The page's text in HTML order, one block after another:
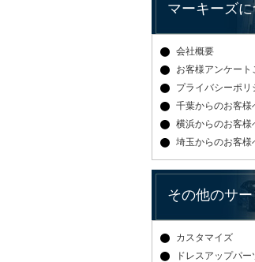
マーキーズ
会社概要
お客様アンケート
プライバシーポリ
千葉からのお客様
横浜からのお客様
埼玉からのお客様
その他のサ
カスタマイズ
ドレスアップパー